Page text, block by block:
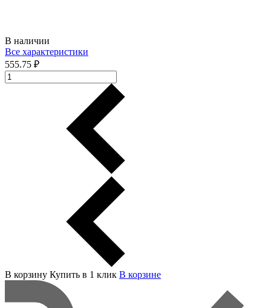
В наличии
Все характеристики
555.75 ₽
В корзину Купить в 1 клик В корзинe